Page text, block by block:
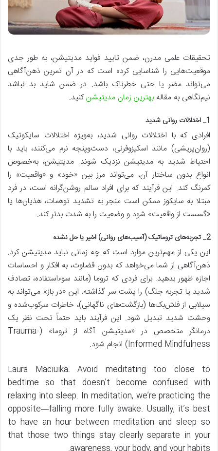
تحقیقات علمی مدرن، ضمن تایید فواید مدیتیشن، به طور جدی
موقعیت‌هایی را شناسایی کرده است که در آن تمرین ذهن‌آگاهی
می‌تواند مضر یا حتی خطرناک باشد. در ضمن شاید بد نباشد
نیم‌نگاهی به مقاله بهترین زمان مدیتیشنکنید.
1_ اختلالات روانی شدید
افرادی که با اختلالات روانی شدید، به‌ویژه اختلالات سایکوتیک
(روان‌پریشی) مانند اسکیزوفرنی، دست‌وپنجه نرم می‌کنند، باید با
احتیاط شدید به مدیتیشن نزدیک شوند. مدیتیشن، به‌خصوص
انواع بدون ساختار آن، می‌تواند مرز بین «خود» و «واقعیت» را
کمرنگ کند. این فرآیند که برای افراد سالم روشن‌گرانه است، در فرد
مبتلا به سایکوز ممکن است منجر به تشدید توهمات، هذیان‌ها یا
«گسست از واقعیت» شود و وضعیت را به شدت بدتر کند.
2_ تجربه‌های تروماتیک (آسیب‌های روانی) اخیر یا حل نشده
این یکی از مهم‌ترین موارد است که چه زمانی نباید مدیتیشن کرد.
ذهن‌آگاهی از شما می‌خواهد که بدون قضاوت، به افکار و احساسات
اجازه ظهور بدهید. برای فردی که تروما (مانند سوءاستفاده، تصادف
شدید یا تجربه جنگ) را پشت سر گذاشته، این «در باز» می‌تواند به
سیلابی از فلش‌بک‌ها (بازگشت‌های ناگهانی)، خاطرات سرکوب‌شده و
وحشت شدید تبدیل شود. این فرآیند باید حتماً تحت نظر یک
درمانگر متخصص در «مدیتیشن آگاه از تروما» (Trauma-
Informed Mindfulness) انجام شود.
Laura Maciuika: Avoid meditating too close to
bedtime so that doesn’t become confused with
relaxing into sleep. In meditation, we’re practicing the
opposite—falling more fully awake. Usually, it’s best
to have an hour between meditation and sleep so
that those two things stay clearly separate in your